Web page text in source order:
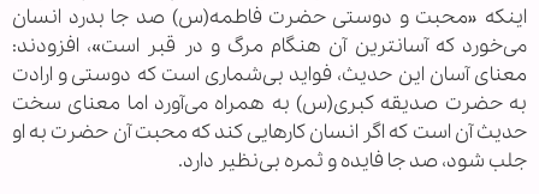
اینکه «محبت و دوستی حضرت فاطمه(س) صد جا بدرد انسان
می‌خورد که آسانترین آن هنگام مرگ و در قبر است»، افزودند:
معنای آسان این حدیث، فواید بی‌شماری است که دوستی و ارادت
به حضرت صدیقه کبری(س) به همراه می‌آورد اما معنای سخت
حدیث آن است که اگر انسان کارهایی کند که محبت آن حضرت به او
جلب شود، صد جا فایده و ثمره بی‌نظیر دارد.